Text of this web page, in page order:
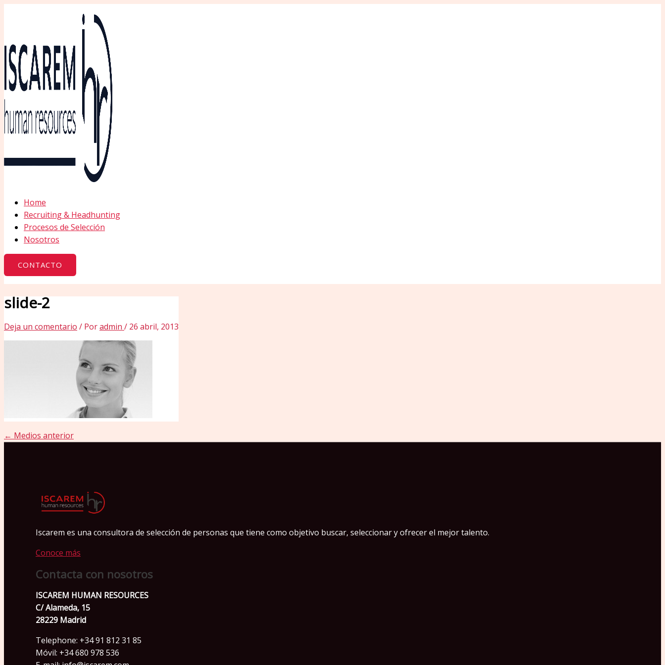
Home
Recruiting & Headhunting
Procesos de Selección
Nosotros
CONTACTO
slide-2
Deja un comentario / Poradmin / 26 abril, 2013
← Medios anterior
Iscarem es una consultora de selección de personas que tiene como objetivo buscar, seleccionar y ofrecer el mejor talento.
Conoce más
Contacta con nosotros
ISCAREM HUMAN RESOURCES
C/ Alameda, 15
28229 Madrid
Telephone: +34 91 812 31 85
Móvil: +34 680 978 536